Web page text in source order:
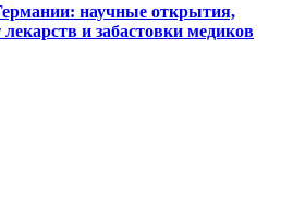
научные открытия,
и забастовки медиков